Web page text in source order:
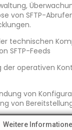
von SFTP-
technischen
SFTP-Feeds
der operativen
von
von
Weitere